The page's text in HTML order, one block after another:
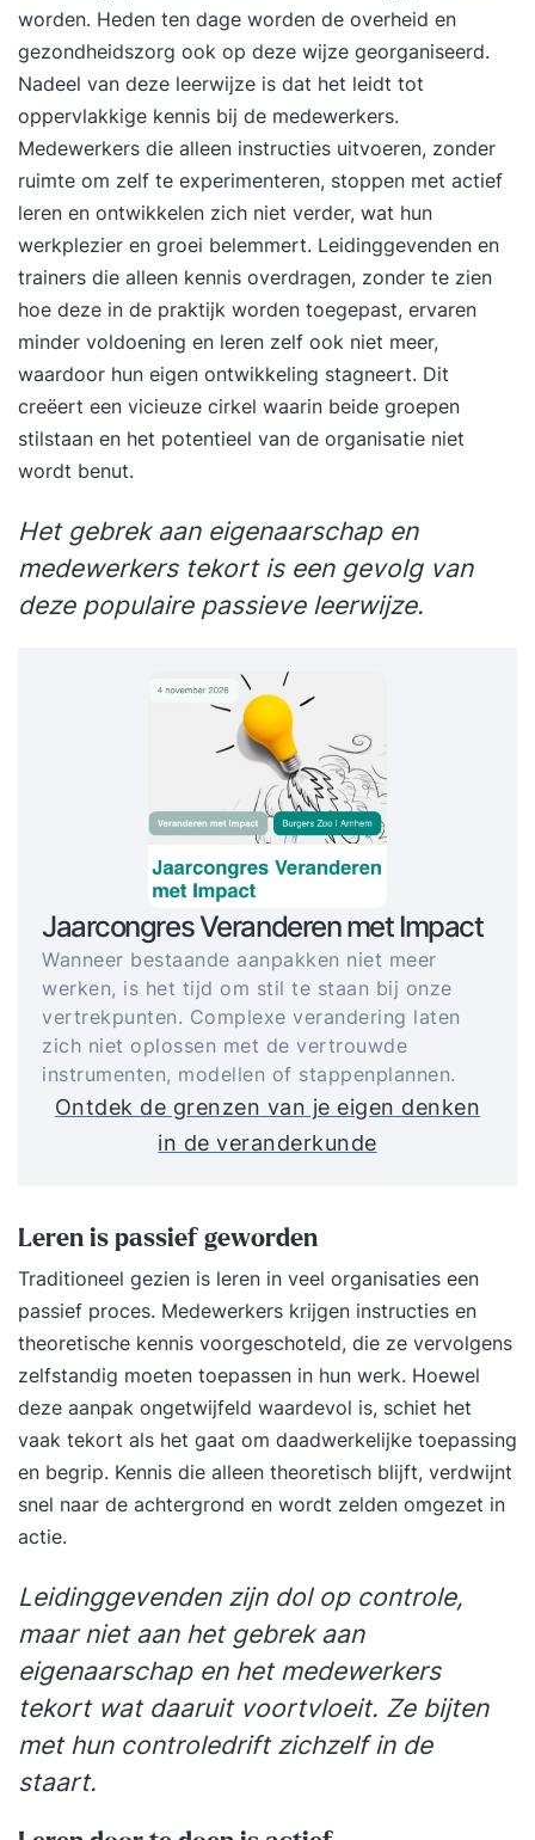
worden. Heden ten dage worden de overheid en
gezondheidszorg ook op deze wijze georganiseerd.
Nadeel van deze leerwijze is dat het leidt tot
oppervlakkige kennis bij de medewerkers.
Medewerkers die alleen instructies uitvoeren, zonder
ruimte om zelf te experimenteren, stoppen met actief
leren en ontwikkelen zich niet verder, wat hun
werkplezier en groei belemmert. Leidinggevenden en
trainers die alleen kennis overdragen, zonder te zien
hoe deze in de praktijk worden toegepast, ervaren
minder voldoening en leren zelf ook niet meer,
waardoor hun eigen ontwikkeling stagneert. Dit
creëert een vicieuze cirkel waarin beide groepen
stilstaan en het potentieel van de organisatie niet
wordt benut.
Het gebrek aan eigenaarschap en
medewerkers tekort is een gevolg van
deze populaire passieve leerwijze.
Jaarcongres Veranderen met Impact
Wanneer bestaande aanpakken niet meer
werken, is het tijd om stil te staan bij onze
vertrekpunten. Complexe verandering laten
zich niet oplossen met de vertrouwde
instrumenten, modellen of stappenplannen.
Ontdek de grenzen van je eigen denken
in de veranderkunde
Leren is passief geworden
Traditioneel gezien is leren in veel organisaties een
passief proces. Medewerkers krijgen instructies en
theoretische kennis voorgeschoteld, die ze vervolgens
zelfstandig moeten toepassen in hun werk. Hoewel
deze aanpak ongetwijfeld waardevol is, schiet het
vaak tekort als het gaat om daadwerkelijke toepassing
en begrip. Kennis die alleen theoretisch blijft, verdwijnt
snel naar de achtergrond en wordt zelden omgezet in
actie.
Leidinggevenden zijn dol op controle,
maar niet aan het gebrek aan
eigenaarschap en het medewerkers
tekort wat daaruit voortvloeit. Ze bijten
met hun controledrift zichzelf in de
staart.